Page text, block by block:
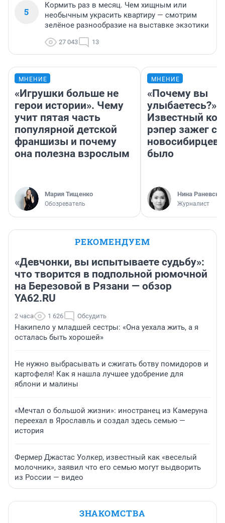
5
Кормить раз в месяц. Чем хищным или
необычным украсить квартиру — смотрим
зелёное разнообразие на выставке экзотики
27 043 13
МНЕНИЕ
«Игрушки больше не
герои истории». Чему
учит пятая часть
популярной детской
франшизы и почему
она полезна взрослым
Мария Тищенко
Обозреватель
МНЕНИЕ
«Почему вы
улыбаетесь?»
Известный
рэпер зажег с
новосибирцев:
было
Нина
Журналист
РЕКОМЕНДУЕМ
«Девчонки, вы испытываете судьбу»:
что творится в подпольной рюмочной
на Березовой в Рязани — обзор
YA62.RU
2 часа 1 626 Обсудить
Накипело у младшей сестры: «Она уехала жить, а я
осталась быть хорошей»
Не нужно выбрасывать и сжигать ботву помидоров и
картофеля! Как я нашла лучшее удобрение для
яблони и малины
«Мечтал о большой жизни»: иностранец из Камеруна
переехал в Ярославль и создал здесь семью —
история
Фермер Джастас Уолкер, известный как «веселый
молочник», заявил что его семью могут выдворить
из России — видео
ЗНАКОМСТВА